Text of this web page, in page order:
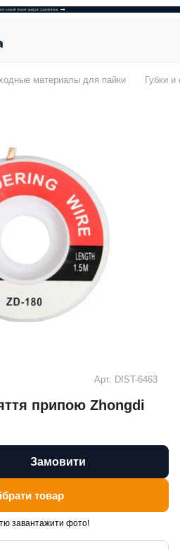
материалы для пайки Губки
Арт. DIST-6463
припою Zhongdi
Замовити
товар
завантажити фото!